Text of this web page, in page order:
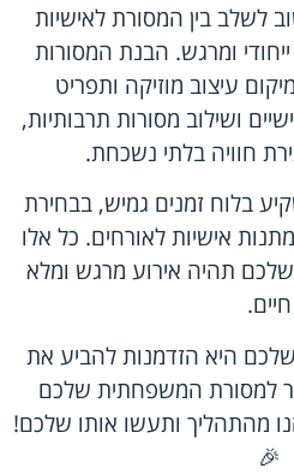
לשלב בין המסורת לאישיות
ומרגש. הבנת המסורות
עיצוב מוזיקה ותפריט
ושילוב מסורות תרבותיות,
חוויה בלתי נשכחת.
בלוח זמנים גמיש, בבחירת
אישיות לאורחים. כל אלו
תהיה אירוע מרגש ומלא
חיים.
היא הזדמנות להביע את
למסורת המשפחתית שלכם
מהתהליך ותעשו אותו שלכם!
🎉